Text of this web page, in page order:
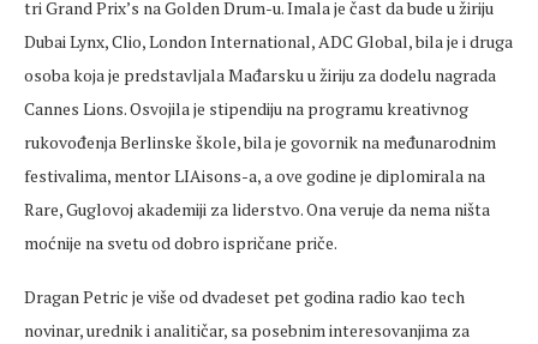
tri Grand Prix’s na Golden Drum-u. Imala je čast da bude u žiriju
Dubai Lynx, Clio, London International, ADC Global, bila je i druga
osoba koja je predstavljala Mađarsku u žiriju za dodelu nagrada
Cannes Lions. Osvojila je stipendiju na programu kreativnog
rukovođenja Berlinske škole, bila je govornik na međunarodnim
festivalima, mentor LIAisons-a, a ove godine je diplomirala na
Rare, Guglovoj akademiji za liderstvo. Ona veruje da nema ništa
moćnije na svetu od dobro ispričane priče.
Dragan Petric je više od dvadeset pet godina radio kao tech
novinar, urednik i analitičar, sa posebnim interesovanjima za